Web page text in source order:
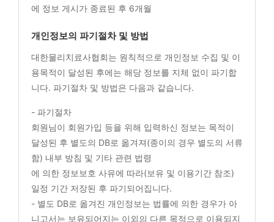
에 정보 게시가 종료된 후 6개월
개인정보의 파기절차 및 방법
대한물리치료사협회는 원칙적으로 개인정보 수집 및 이
용목적이 달성된 후에는 해당 정보를 지체 없이 파기합
니다. 파기절차 및 방법은 다음과 같습니다.
- 파기절차
회원님이 회원가입 등을 위해 입력하신 정보는 목적이
달성된 후 별도의 DB로 옮겨져(종이의 경우 별도의 서류
함) 내부 방침 및 기타 관련 법령
에 의한 정보보호 사유에 따라(보유 및 이용기간 참조)
일정 기간 저장된 후 파기되어집니다.
- 별도 DB로 옮겨진 개인정보는 법률에 의한 경우가 아
니고서는 보유되어지는 이외의 다른 목적으로 이용되지